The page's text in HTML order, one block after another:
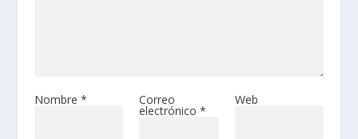
Nombre * Correo
electrónico *
Web